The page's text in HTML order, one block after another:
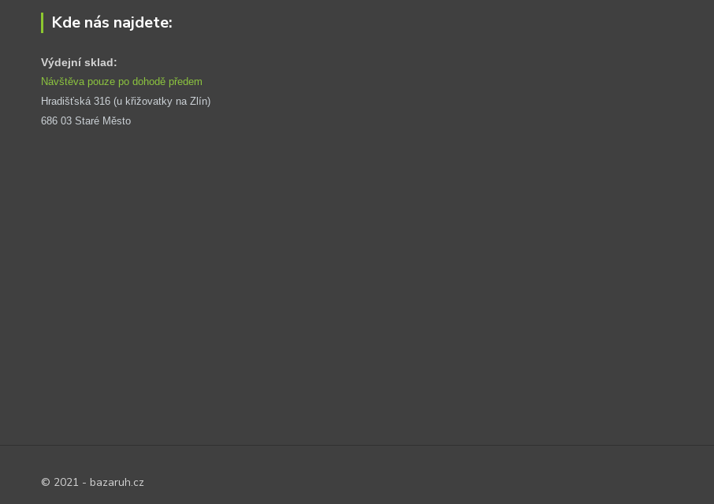
Kde nás najdete:
Výdejní sklad:
Návštěva pouze po dohodě předem
Hradišťská 316 (u křižovatky na Zlín)
686 03 Staré Město
© 2021 - bazaruh.cz